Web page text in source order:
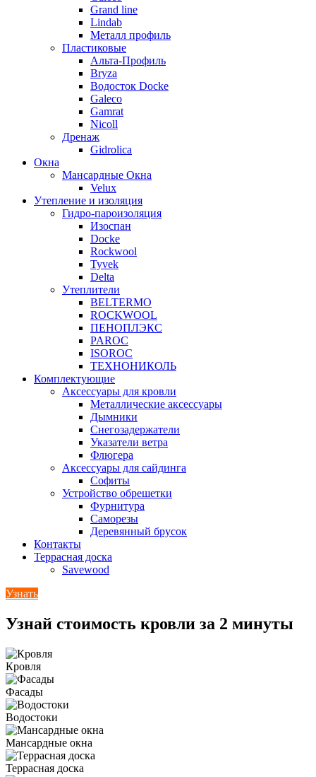
Grand line
Lindab
Металл профиль
Пластиковые
Альта-Профиль
Bryza
Водосток Docke
Galeco
Gamrat
Nicoll
Дренаж
Gidrolica
Окна
Мансардные Окна
Velux
Утепление и изоляция
Гидро-пароизоляция
Изоспан
Docke
Rockwool
Tyvek
Delta
Утеплители
BELTERMO
ROCKWOOL
ПЕНОПЛЭКС
PAROC
ISOROC
ТЕХНОНИКОЛЬ
Комплектующие
Аксессуары для кровли
Металлические аксессуары
Дымники
Снегозадержатели
Указатели ветра
Флюгера
Аксессуары для сайдинга
Софиты
Устройство обрешетки
Фурнитура
Саморезы
Деревянный брусок
Контакты
Террасная доска
Savewood
Узнать
Узнай стоимость кровли за 2 минуты
Кровля
Фасады
Водостоки
Мансардные окна
Террасная доска